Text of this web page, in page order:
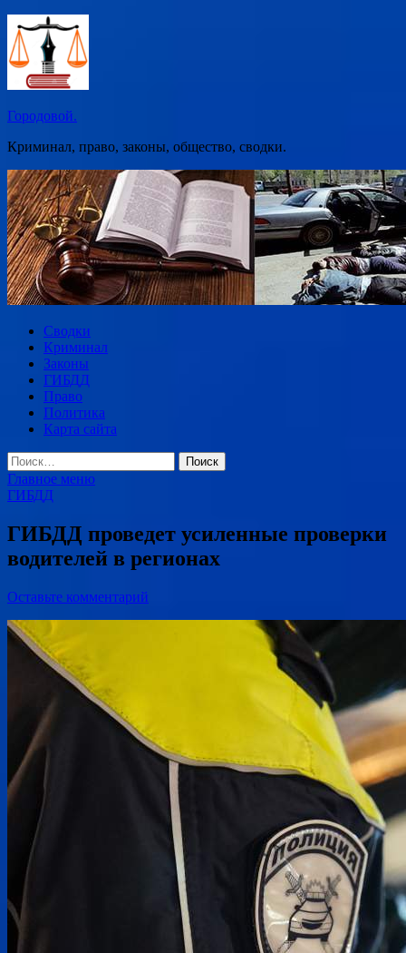
Перейти
содержимому
Городовой.
Криминал, право, законы, общество, сводки.
Сводки
Криминал
Законы
ГИБДД
Право
Политика
Карта сайта
Найти:
Главное меню
ГИБДД
ГИБДД проведет усиленные проверки
водителей в регионах
Оставьте комментарий